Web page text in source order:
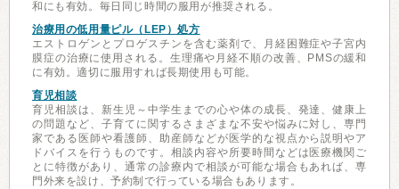
和にも有効。毎日同じ時間の服用が推奨される。
治療用の低用量ピル（LEP）処方
エストロゲンとプロゲスチンを含む薬剤で、月経困難症や子宮内
膜症の治療に使用される。生理痛や月経不順の改善、PMSの緩和
に有効。適切に服用すれば長期使用も可能。
育児相談
育児相談は、新生児～中学生までの心や体の成長、発達、健康上
の問題など、子育てに関するさまざまな不安や悩みに対し、専門
家である医師や看護師、助産師などが医学的な視点から説明やア
ドバイスを行うものです。相談内容や所要時間などは医療機関ご
とに特徴があり、通常の診療内で相談が可能な場合もあれば、専
門外来を設け、予約制で行っている場合もあります。